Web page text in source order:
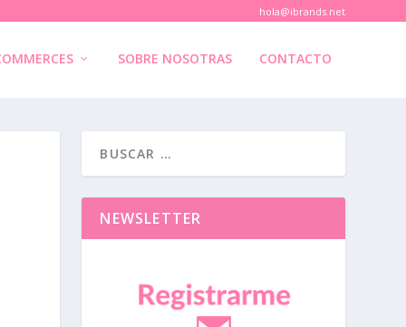
hola@ibrands.net
SOBRE NOSOTRAS CONTACTO
NEWSLETTER